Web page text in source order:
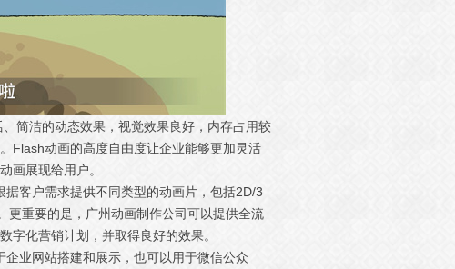
简洁的动态效果，视觉效果良好，内存占用较
Flash动画的高度自由度让企业能够更加灵活
画展现给用户。
客户需求提供不同类型的动画片，包括2D/3
更重要的是，广州动画制作公司可以提供全流
字化营销计划，并取得良好的效果。
业网站搭建和展示，也可以用于微信公众